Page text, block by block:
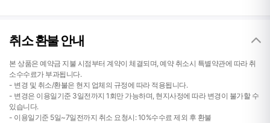
취소 환불 안내
본 상품은 예약금 지불 시점부터 계약이 체결되며, 예약 취소시 특별약관에 따라 취
소수수료가 부과됩니다.
- 변경 및 취소/환불은 현지 업체의 규정에 따라 적용됩니다.
- 변경은 이용일기준 3일전까지 1회만 가능하며, 현지사정에 따라 변경이 불가할 수
있습니다.
- 이용일기준 5일~7일전까지 취소 요청시: 10%수수료 제외 후 환불